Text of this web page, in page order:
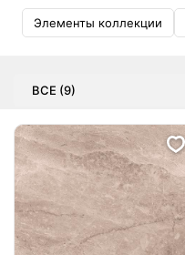
Элементы коллекции
ВСЕ (9)